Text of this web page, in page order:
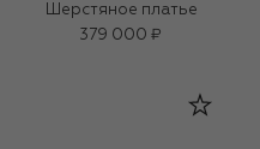
Шерстяное платье
379 000 ₽